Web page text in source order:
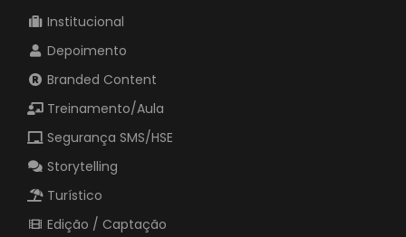
Institucional
Depoimento
Branded Content
Treinamento/Aula
Segurança SMS/HSE
Storytelling
Turístico